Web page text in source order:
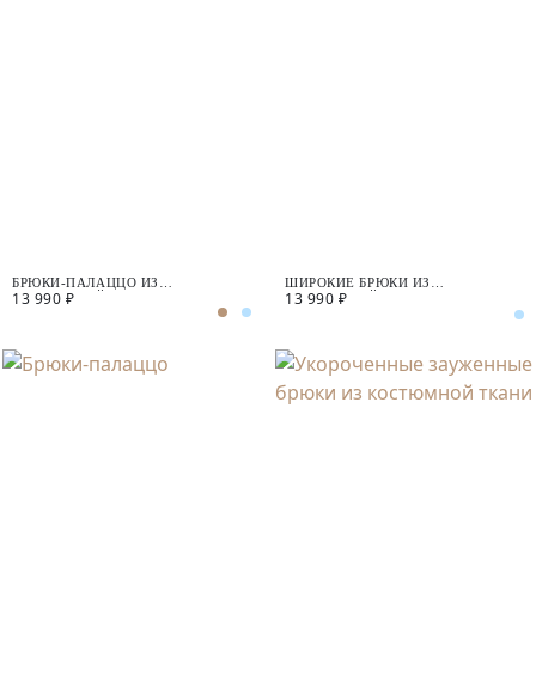
БРЮКИ-ПАЛАЦЦО ИЗ
КОСТЮМНОЙ ТКАНИ
13 990 ₽
ШИРОКИЕ БРЮКИ ИЗ
КОСТЮМНОЙ ТКАНИ
13 990 ₽